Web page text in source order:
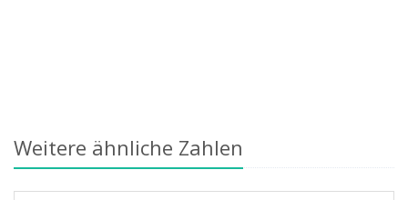
Weitere ähnliche Zahlen